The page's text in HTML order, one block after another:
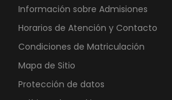
Información sobre Admisiones
Horarios de Atención y Contacto
Condiciones de Matriculación
Mapa de Sitio
Protección de datos